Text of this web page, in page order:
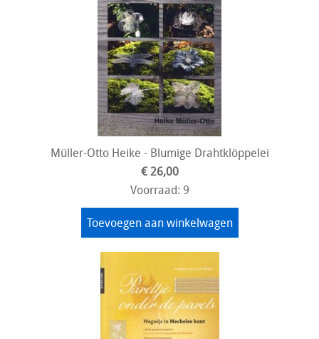
Müller-Otto Heike - Blumige Drahtklöppelei
€ 26,00
Voorraad: 9
Toevoegen aan winkelwagen